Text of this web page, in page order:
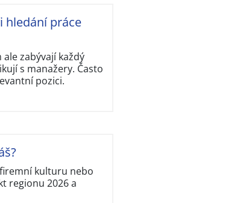
hledání práce
zabývají každý
s manažery. Často
pozici.
kulturu nebo
regionu 2026 a